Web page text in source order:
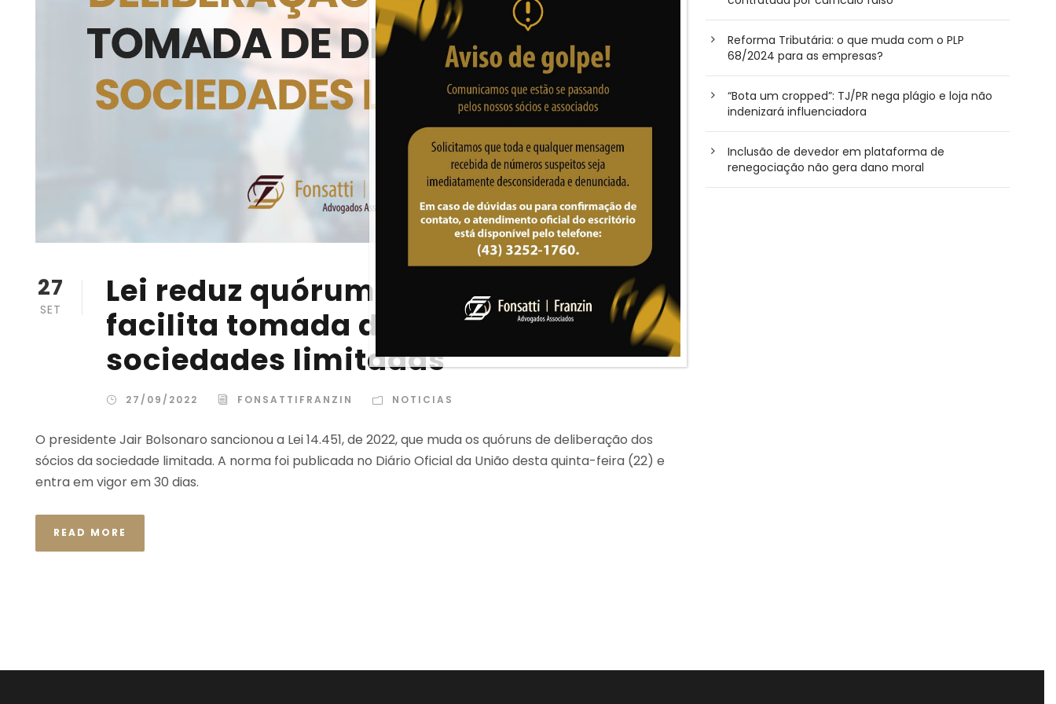
27
SET
Lei reduz quórum de deliberação e
facilita tomada de decisão em
sociedades limitadas
27/09/2022 FONSATTIFRANZIN NOTICIAS
O presidente Jair Bolsonaro sancionou a Lei 14.451, de 2022, que muda os quóruns de deliberação dos
sócios da sociedade limitada. A norma foi publicada no Diário Oficial da União desta quinta-feira (22) e
entra em vigor em 30 dias.
READ MORE
Reforma Tributária: o que muda com o PLP
68/2024 para as empresas?
“Bota um cropped”: TJ/PR nega plágio e loja não
indenizará influenciadora
Inclusão de devedor em plataforma de
renegociação não gera dano moral